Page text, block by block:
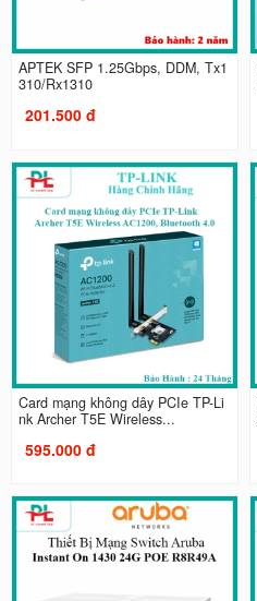
APTEK SFP 1.25Gbps, DDM, Tx1
310/Rx1310
201.500 đ
Card mạng không dây PCIe TP-Li
nk Archer T5E Wireless...
595.000 đ